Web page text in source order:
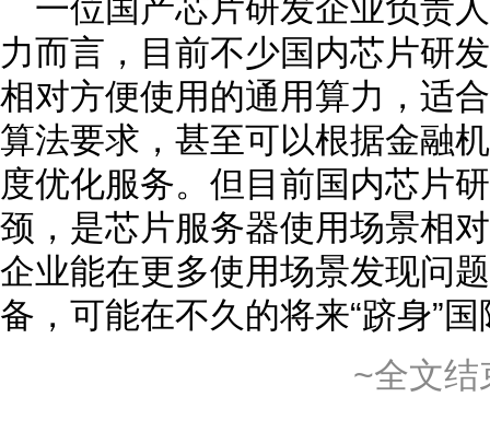
一位国产芯片研发企业负责
力而言，目前不少国内芯片研
相对方便使用的通用算力，适
算法要求，甚至可以根据金融
度优化服务。但目前国内芯片
颈，是芯片服务器使用场景相
企业能在更多使用场景发现问
备，可能在不久的将来“跻身”
~全文结